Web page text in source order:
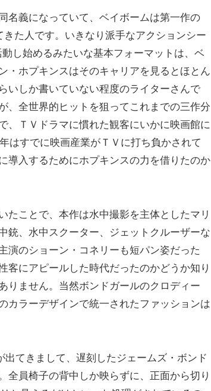
名義になっていて、ベイボームは第一作の
た人です。いきなり派手なアクションシー
し始めるみたいな基本フォーマットは、ベ
・ホプキンスはそのキャリアを見るとほとん
いしか書いていない程度のライターさんで
、全世界的ヒットを狙ってこれまでの三作分
、ＴＶドラマに慣れた観客にいかに映画館に
はすでに映画産業がＴＶに打ち負かされて
導入するためにホプキンスの力を借りたのか
たことで、本作は水中撮影を主体としたマリ
銃、水中スクーター、ジェットクルーザーな
演のショーン・コネリーも短パン姿だった
客にアピールした時代だったのかどうか知り
りません。当然ボンドガールのクロディー
カラーデザインで統一されたファッションは
てきまして、遅刻したジェームズ・ボンド
全員椅子の背中しか映らずに、正面から切り